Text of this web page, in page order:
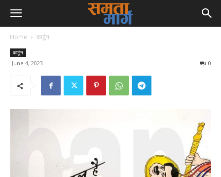
Home कार्टून
कार्टून
June 4, 2023 0